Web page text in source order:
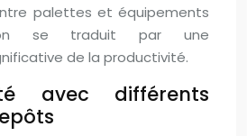
palettes et équipements
se traduit par une
de la productivité.
avec différents